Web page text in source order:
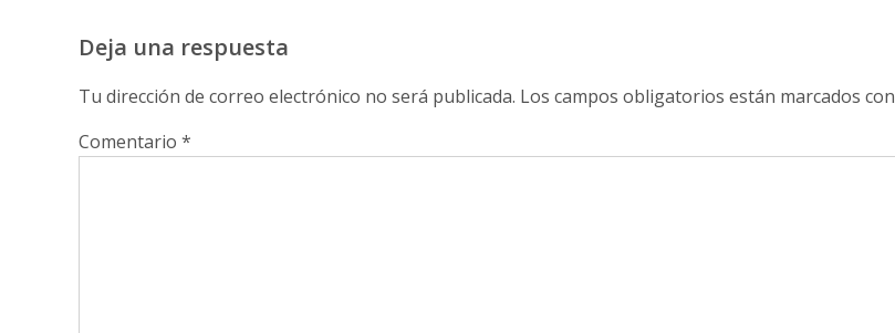
Deja una respuesta
Tu dirección de correo electrónico no será publicada. Los campos obligatorios están marcados con
Comentario *